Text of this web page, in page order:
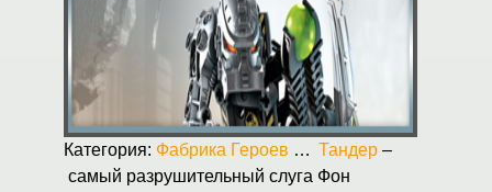
Категория: Фабрика Героев Опубликовано:
Тандер –
самый разрушительный слуга Фон